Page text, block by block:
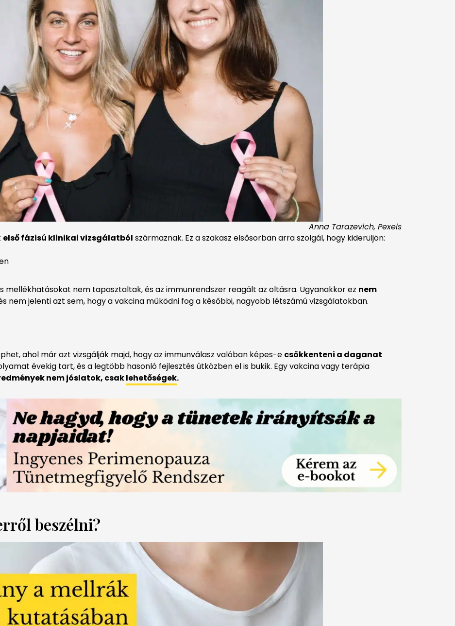
Anna Tarazevich, Pexels
első fázisú klinikai vizsgálatból származnak. Ez a szakasz elsősorban arra szolgál, hogy kiderüljön:
mellékhatásokat nem tapasztaltak, és az immunrendszer reagált az oltásra. Ugyanakkor ez nem
nem jelenti azt sem, hogy a vakcina működni fog a későbbi, nagyobb létszámú vizsgálatokban.
ahol már azt vizsgálják majd, hogy az immunválasz valóban képes-e csökkenteni a daganat
évekig tart, és a legtöbb hasonló fejlesztés útközben el is bukik. Egy vakcina vagy terápia
nem jóslatok, csaklehetőségek.
beszélni?